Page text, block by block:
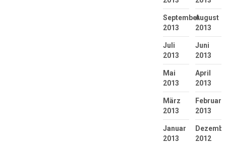
September
2013
August
2013
Juli
2013
Juni
2013
Mai
2013
April
2013
März
2013
Februar
2013
Januar
2013
2012